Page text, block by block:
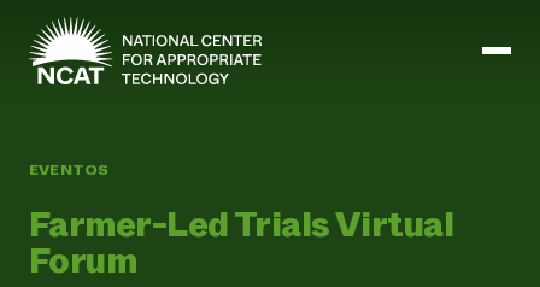
Ir al contenido principal
Misión y visión
Historia
ATTRA
EVENTOS
Farmer-Led Trials Virtual
Forum